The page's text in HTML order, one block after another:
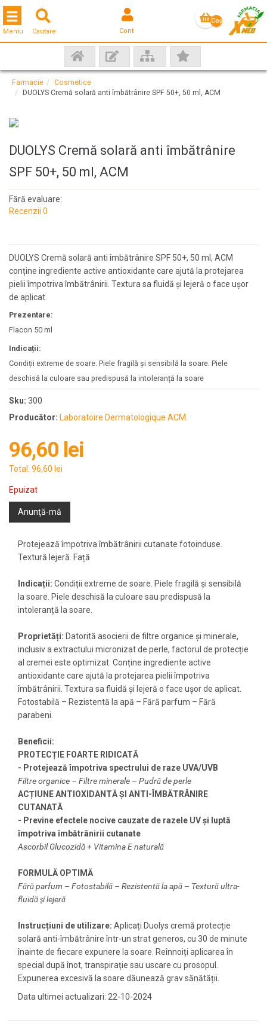
Cautare Cont
Coş
Toggle navigation
Meniu
Farmacie
Cosmetice
DUOLYS Cremă solară anti îmbătrânire SPF 50+, 50 ml, ACM
DUOLYS Cremă solară anti îmbătrânire
SPF 50+, 50 ml, ACM
Fără evaluare:
Recenzii 0
DUOLYS Cremă solară anti îmbătrânire SPF 50+, 50 ml, ACM
conține ingrediente active antioxidante care ajută la protejarea
pielii împotriva îmbătrânirii. Textura sa fluidă și lejeră o face ușor
de aplicat
Prezentare:
Flacon 50 ml
Indicații:
Condiții extreme de soare. Piele fragilă și sensibilă la soare. Piele
deschisă la culoare sau predispusă la intoleranță la soare
Sku: 300
Producător: Laboratoire Dermatologique ACM
96,60 lei
Total: 96,60 lei
Epuizat
Anunţă-mă
Protejează împotriva îmbătrânirii cutanate fotoinduse.
Textură lejeră. Față
Indicații: Condiții extreme de soare. Piele fragilă și sensibilă
la soare. Piele deschisă la culoare sau predispusă la
intoleranță la soare.
Proprietăți: Datorită asocierii de filtre organice și minerale,
inclusiv a extractului micronizat de perle, factorul de protecție
al cremei este optimizat. Conține ingrediente active
antioxidante care ajută la protejarea pielii împotriva
îmbătrânirii. Textura sa fluidă și lejeră o face ușor de aplicat.
Fotostabilă – Rezistentă la apă – Fără parfum – Fără
parabeni.
Beneficii:
PROTECȚIE FOARTE RIDICATĂ
- Protejează împotriva spectrului de raze UVA/UVB
Filtre organice – Filtre minerale – Pudră de perle
ACȚIUNE ANTIOXIDANTĂ ȘI ANTI-ÎMBĂTRÂNIRE
CUTANATĂ
- Previne efectele nocive cauzate de razele UV și luptă
împotriva îmbătrânirii cutanate
Ascorbil Glucozidă + Vitamina E naturală
FORMULĂ OPTIMĂ
Fără parfum – Fotostabilă – Rezistentă la apă – Textură ultra-
fluidă și lejeră
Instrucțiuni de utilizare: Aplicați Duolys cremă protecție
solară anti-îmbătrânire într-un strat generos, cu 30 de minute
înainte de fiecare expunere la soare. Reînnoiți aplicarea în
special după înot, transpirație sau uscare cu prosopul.
Expunerea excesivă la soare dăunează grav sănătății.
Data ultimei actualizari: 22-10-2024